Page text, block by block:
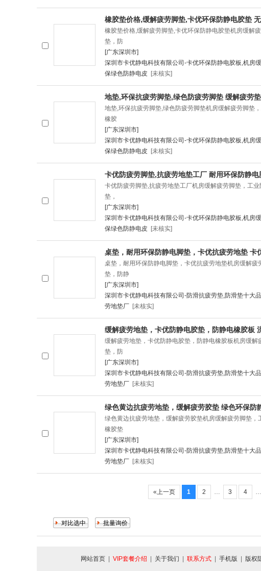
橡胶垫价格,缓解疲劳脚垫,卡优环保防静电胶垫
橡胶垫价格,缓解疲劳脚垫,卡优环保防静电胶垫机房缓解
垫，防
[广东深圳市]
深圳市卡优静电科技有限公司-卡优环保防静电胶板,机房
保绿色防静电皮
[未核实]
地垫,环保抗疲劳脚垫,绿色防疲劳脚垫 缓解疲劳
地垫,环保抗疲劳脚垫,绿色防疲劳脚垫机房缓解疲劳脚垫
橡胶
[广东深圳市]
深圳市卡优静电科技有限公司-卡优环保防静电胶板,机房
保绿色防静电皮
[未核实]
卡优防疲劳脚垫,抗疲劳地垫工厂 耐用环保防静
卡优防疲劳脚垫,抗疲劳地垫工厂机房缓解疲劳脚垫，工
垫，
[广东深圳市]
深圳市卡优静电科技有限公司-卡优环保防静电胶板,机房
保绿色防静电皮
[未核实]
桌垫，耐用环保防静电脚垫，卡优抗疲劳地垫
桌垫，耐用环保防静电脚垫，卡优抗疲劳地垫机房缓解
垫，防静
[广东深圳市]
深圳市卡优静电科技有限公司-防滑抗疲劳垫,防滑垫十大
劳地垫厂 [未核实]
缓解疲劳地垫，卡优防静电胶垫，防静电橡胶板
缓解疲劳地垫，卡优防静电胶垫，防静电橡胶板机房缓
垫，防
[广东深圳市]
深圳市卡优静电科技有限公司-防滑抗疲劳垫,防滑垫十大
劳地垫厂 [未核实]
绿色黄边抗疲劳地垫，缓解疲劳胶垫 绿色环保
绿色黄边抗疲劳地垫，缓解疲劳胶垫机房缓解疲劳脚垫
橡胶垫
[广东深圳市]
深圳市卡优静电科技有限公司-防滑抗疲劳垫,防滑垫十大
劳地垫厂 [未核实]
«上一页 1 2 … 3 4 …
网站首页 VIP套餐介绍 关于我们 联系方式 手机版 版权